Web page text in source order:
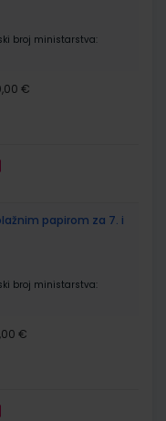
broj ministarstva:
€
papirom za 7. i
broj ministarstva:
€